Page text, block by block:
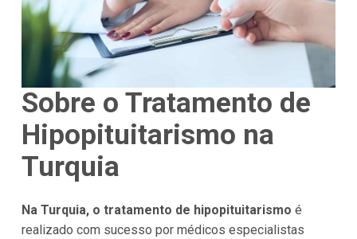
Sobre o Tratamento de
Hipopituitarismo na
Turquia
Na Turquia, o tratamento de hipopituitarismo é
realizado com sucesso por médicos especialistas